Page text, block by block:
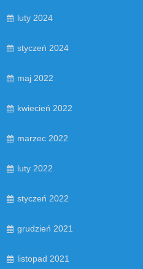
luty 2024
styczeń 2024
maj 2022
kwiecień 2022
marzec 2022
luty 2022
styczeń 2022
grudzień 2021
listopad 2021